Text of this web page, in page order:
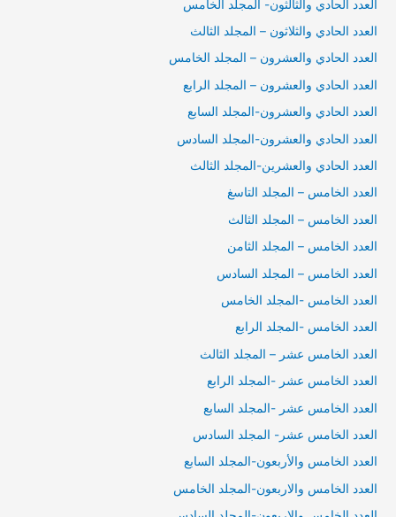
العدد الحادي والثالثون- المجلد الخامس
العدد الحادي والثلاثون – المجلد الثالث
العدد الحادي والعشرون – المجلد الخامس
العدد الحادي والعشرون – المجلد الرابع
العدد الحادي والعشرون-المجلد السابع
العدد الحادي والعشرون-المجلد السادس
العدد الحادي والعشرين-المجلد الثالث
العدد الخامس – المجلد التاسغ
العدد الخامس – المجلد الثالث
العدد الخامس – المجلد الثامن
العدد الخامس – المجلد السادس
العدد الخامس -المجلد الخامس
العدد الخامس -المجلد الرابع
العدد الخامس عشر – المجلد الثالث
العدد الخامس عشر -المجلد الرابع
العدد الخامس عشر -المجلد السابع
العدد الخامس عشر- المجلد السادس
العدد الخامس والأربعون-المجلد السابع
العدد الخامس والاربعون-المجلد الخامس